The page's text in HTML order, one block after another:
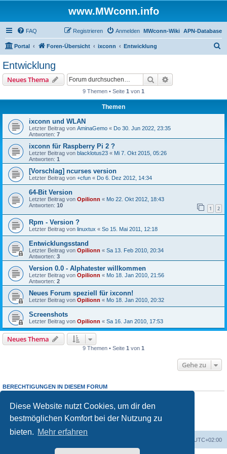
Diese Website nutzt Cookies, um dir den
bestmöglichen Komfort bei der Nutzung zu
bieten. Mehr erfahren
www.MWconn.info
FAQ APN-Database
MWconn-Wiki
Anmelden
Registrieren
Portal Foren-Übersicht ixconn Entwicklung
Entwicklung
Neues Thema Suche
9 Themen • Seite 1 von 1
Themen
ixconn und WLAN
Letzter Beitrag von AminaGemo « Do 30. Jun 2022, 23:35
Antworten: 7
ixconn für Raspberry Pi 2 ?
Letzter Beitrag von blacklotus23 « Mi 7. Okt 2015, 05:26
Antworten: 1
[Vorschlag] ncurses version
Letzter Beitrag von +cfun « Do 6. Dez 2012, 14:34
64-Bit Version
Letzter Beitrag von Opilionn « Mo 22. Okt 2012, 18:43
Antworten: 10 1 2
Rpm - Version ?
Letzter Beitrag von linuxtux « So 15. Mai 2011, 12:18
Entwicklungsstand
Letzter Beitrag von Opilionn « Sa 13. Feb 2010, 20:34
Antworten: 3
Version 0.0 - Alphatester willkommen
Letzter Beitrag von Opilionn « Mo 18. Jan 2010, 21:56
Antworten: 2
Neues Forum speziell für ixconn!
Letzter Beitrag von Opilionn « Mo 18. Jan 2010, 20:32
Screenshots
Letzter Beitrag von Opilionn « Sa 16. Jan 2010, 17:53
Neues Thema
9 Themen • Seite 1 von 1
Gehe zu
BERECHTIGUNGEN IN DIESEM FORUM
Du darfst keineAntworten zu Themen in diesem Forum erstellen.
Du darfst deine Beiträge in diesem Forumnichtändern.
Du darfst deine Beiträge in diesem Forum nicht löschen.
keine
UTC+02:00